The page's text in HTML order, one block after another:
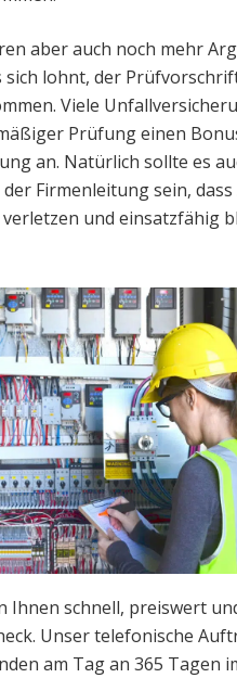
aber auch noch mehr
sich lohnt, der
Viele
Prüfung einen
an. Natürlich sollte es
Firmenleitung sein,
und einsatzfähig
Ihnen schnell, preiswert
Unser telefonische
Tagen im Jahr zu für